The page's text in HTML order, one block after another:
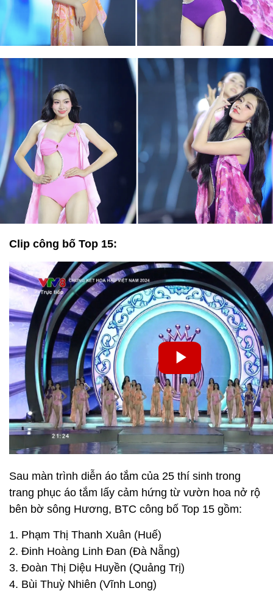
Clip công bố Top 15:
Sau màn trình diễn áo tắm của 25 thí sinh trong
trang phục áo tắm lấy cảm hứng từ vườn hoa nở rộ
bên bờ sông Hương, BTC công bố Top 15 gồm:
1. Phạm Thị Thanh Xuân (Huế)
2. Đinh Hoàng Linh Đan (Đà Nẵng)
3. Đoàn Thị Diệu Huyền (Quảng Trị)
4. Bùi Thuỳ Nhiên (Vĩnh Long)